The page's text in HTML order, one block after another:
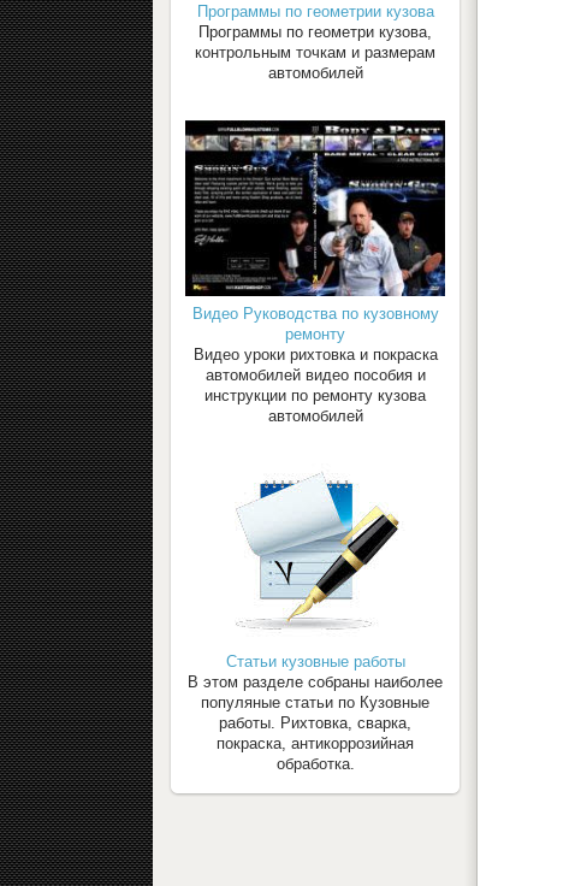
Программы по геометрии кузова
Программы по геометри кузова,
контрольным точкам и размерам
автомобилей
Видео Руководства по кузовному
ремонту
Видео уроки рихтовка и покраска
автомобилей видео пособия и
инструкции по ремонту кузова
автомобилей
Статьи кузовные работы
В этом разделе собраны наиболее
популяные статьи по Кузовные
работы. Рихтовка, сварка,
покраска, антикоррозийная
обработка.